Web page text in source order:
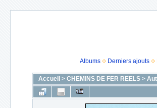
Albums
Derniers ajouts
Accueil > CHEMINS DE FER REELS>